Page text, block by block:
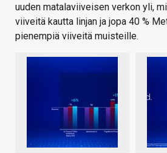
uuden matalaviiveisen verkon yli,
viiveitä kautta linjan ja jopa 40 %
pienempiä viiveitä muisteille.